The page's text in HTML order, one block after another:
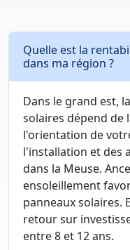
Quelle est la
dans ma région ?
Dans le grand est,
solaires dépend de
l'orientation de
l'installation et des
dans la Meuse.
ensoleillement
panneaux solaires.
retour sur
entre 8 et 12 ans.